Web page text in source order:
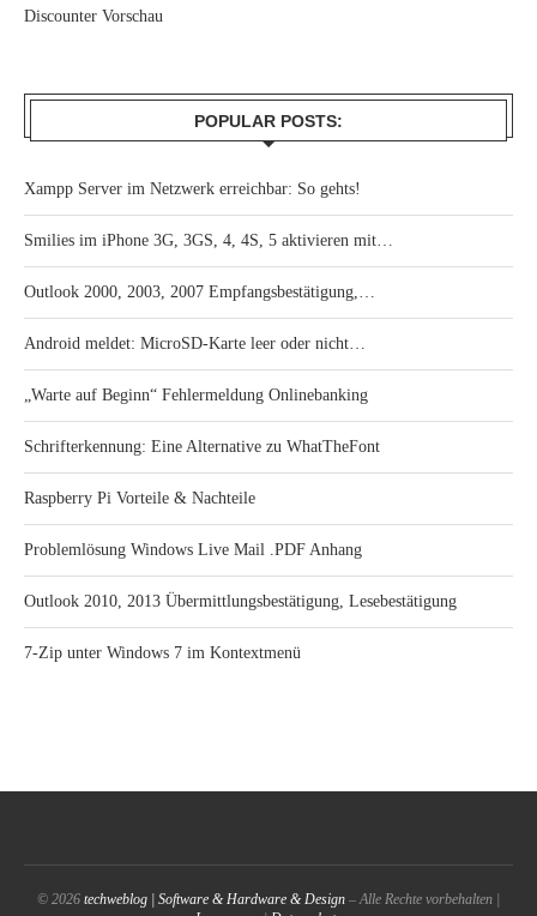
Discounter Vorschau
POPULAR POSTS:
Xampp Server im Netzwerk erreichbar: So gehts!
Smilies im iPhone 3G, 3GS, 4, 4S, 5 aktivieren mit…
Outlook 2000, 2003, 2007 Empfangsbestätigung,…
Android meldet: MicroSD-Karte leer oder nicht…
„Warte auf Beginn“ Fehlermeldung Onlinebanking
Schrifterkennung: Eine Alternative zu WhatTheFont
Raspberry Pi Vorteile & Nachteile
Problemlösung Windows Live Mail .PDF Anhang
Outlook 2010, 2013 Übermittlungsbestätigung, Lesebestätigung
7-Zip unter Windows 7 im Kontextmenü
© 2026 techweblog | Software & Hardware & Design – Alle Rechte vorbehalten |